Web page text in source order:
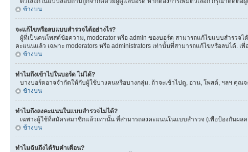
ข้างบน
จะแก้ไขหรือลบแบบสำรวจได้อย่างไร?
ผู้ที่เป็นคนโพสต์ข้อความ, moderator หรือ admin ของบอร์ด สามารถแก้ไขแบบสำรว
คะแนนแล้ว เฉพาะ moderators หรือ administrators เท่านั้นที่สามารถแก้ไขหรือลบได้.
ข้างบน
ทำไมถึงเข้าไปในบอร์ด ไม่ได้?
บางบอร์ดอาจจำกัดให้กับผู้ใช้บางคนหรือบางกลุ่ม. ถ้าจะเข้าไปดู, อ่าน, โพสต์, ฯลฯ คุ
ข้างบน
ทำไมถึงลงคะแนนในแบบสำรวจไม่ได้?
เฉพาะผู้ใช้ที่สมัครสมาชิกแล้วเท่านั้น ที่สามารถลงคะแนนในแบบสำรวจ (เพื่อป้องกัน
ข้างบน
ทำไมฉันถึงได้รับคำเตือน?